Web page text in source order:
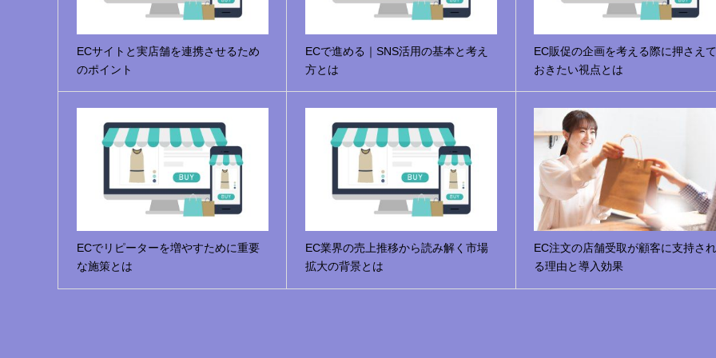
ECサイトと実店舗を連携させるため
のポイント
ECで進める｜SNS活用の基本と考え
方とは
EC販促の企画を考える際に押さえ
おきたい視点とは
ECでリピーターを増やすために重要
な施策とは
EC業界の売上推移から読み解く市場
拡大の背景とは
EC注文の店舗受取が顧客に支持さ
る理由と導入効果